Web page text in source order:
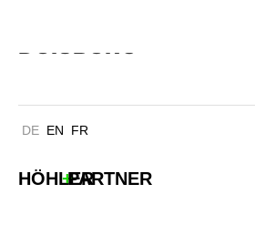
DUISBURG
DE EN FR
HÖHLER
+PARTNER